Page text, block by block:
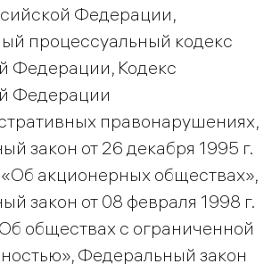
Федерации,
процессуальный кодекс
Федерации, Кодекс
Федерации
правонарушениях,
закон от 26 декабря 1995 г.
акционерных обществах»,
закон от 08 февраля 1998 г.
обществах с ограниченной
Федеральный закон